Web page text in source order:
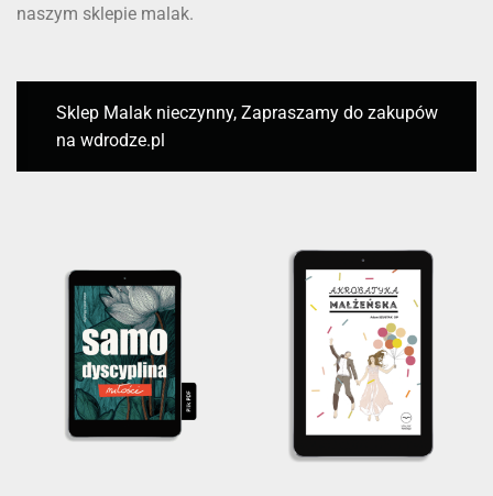
naszym sklepie malak.
Sklep Malak nieczynny, Zapraszamy do zakupów
na wdrodze.pl